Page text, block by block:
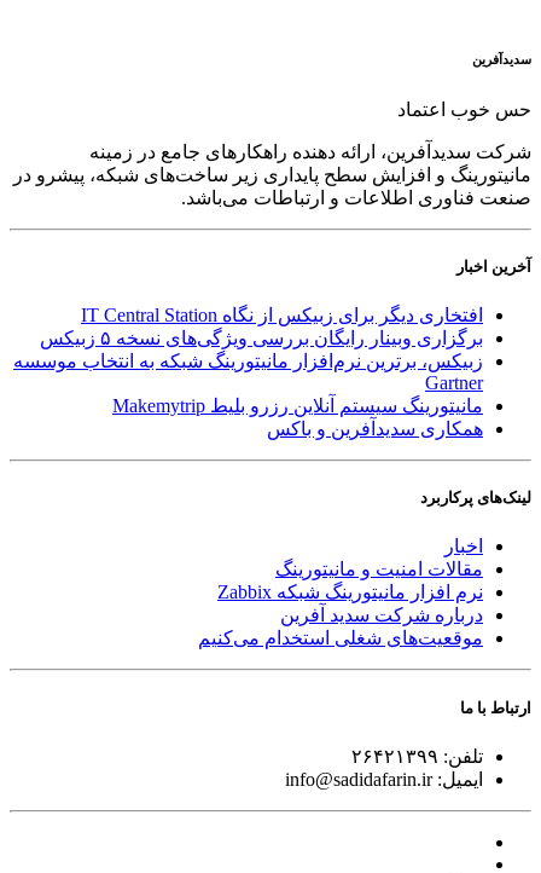
سدید‌آفرین
حس خوب اعتماد
شرکت سدید‌آفرین، ارائه دهنده راهکارهای جامع در زمینه
مانیتورینگ و افزایش سطح پایداری زیر ساخت‌های شبکه، پیشرو در
صنعت فناوری اطلاعات و ارتباطات می‌باشد.
آخرین اخبار
افتخاری دیگر برای زبیکس از نگاه IT Central Station
برگزاری وبینار رایگان بررسی ویژگی‌های نسخه ۵ زبیکس
زبیکس، برترین نرم‌افزار مانیتورینگ شبکه به انتخاب موسسه
Gartner
مانیتورینگ سیستم آنلاین رزرو بلیط Makemytrip
همکاری سدیدآفرین و باکس
لینک‌های پر‌کاربرد
اخبار
مقالات امنیت و مانیتورینگ
نرم افزار مانیتورینگ شبکه Zabbix
درباره شرکت سدید آفرین
موقعیت‌های شغلی استخدام ‌می‌کنیم
ارتباط با ما
تلفن: ۲۶۴۲۱۳۹۹
ایمیل:info@sadidafarin.ir